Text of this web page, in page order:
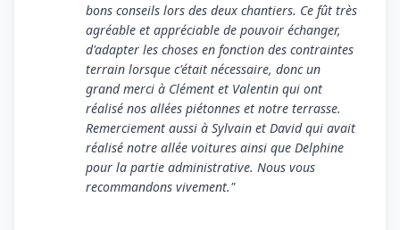
bons conseils lors des deux chantiers. Ce fût très
agréable et appréciable de pouvoir échanger,
d'adapter les choses en fonction des contraintes
terrain lorsque c'était nécessaire, donc un
grand merci à Clément et Valentin qui ont
réalisé nos allées piétonnes et notre terrasse.
Remerciement aussi à Sylvain et David qui avait
réalisé notre allée voitures ainsi que Delphine
pour la partie administrative. Nous vous
recommandons vivement."